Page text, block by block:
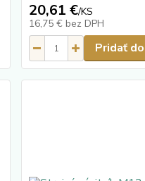
20,61 €/KS
16,75 € bez DPH
Pridať